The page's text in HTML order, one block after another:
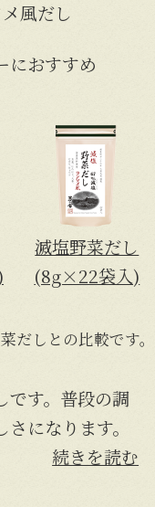
風だし
におすすめ
滅塩野菜だし
(8g×22袋入)
だしとの比較です。
です。普段の調
になります。
続きを読む